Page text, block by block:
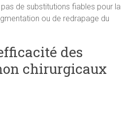
pas de substitutions fiables pour la
ou de redrapage du
des
chirurgicaux